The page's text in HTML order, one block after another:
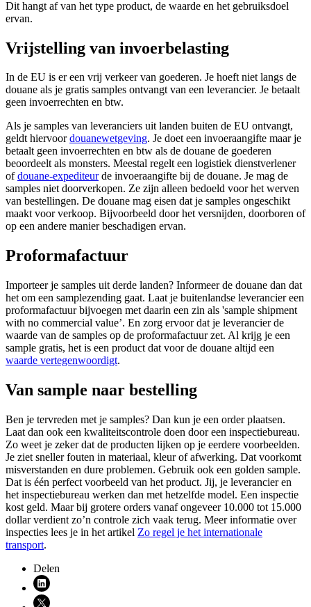
Dit hangt af van het type product, de waarde en het gebruiksdoel
ervan.
Vrijstelling van invoerbelasting
In de EU is er een vrij verkeer van goederen. Je hoeft niet langs de
douane als je gratis samples ontvangt van een leverancier. Je betaalt
geen invoerrechten en btw.
Als je samples van leveranciers uit landen buiten de EU ontvangt,
geldt hiervoordouanewetgeving. Je doet een invoeraangifte maar je
betaalt geen invoerrechten en btw als de douane de goederen
beoordeelt als monsters. Meestal regelt een logistiek dienstverlener
ofdouane-expediteurde invoeraangifte bij de douane. Je mag de
samples niet doorverkopen. Ze zijn alleen bedoeld voor het werven
van bestellingen. De douane mag eisen dat je samples ongeschikt
maakt voor verkoop. Bijvoorbeeld door het versnijden, doorboren of
op een andere manier beschadigen ervan.
Proformafactuur
Importeer je samples uit derde landen? Informeer de douane dan dat
het om een samplezending gaat. Laat je buitenlandse leverancier een
proformafactuur bijvoegen met daarin een zin als 'sample shipment
with no commercial value’. En zorg ervoor dat je leverancier de
waarde van de samples op de proformafactuur zet. Al krijg je een
sample gratis, het is een product dat voor de douane altijd een
waarde vertegenwoordigt.
Van sample naar bestelling
Ben je tervreden met je samples? Dan kun je een order plaatsen.
Laat dan ook een kwaliteitscontrole doen door een inspectiebureau.
Zo weet je zeker dat de producten lijken op je eerdere voorbeelden.
Je ziet sneller fouten in materiaal, kleur of afwerking. Dat voorkomt
misverstanden en dure problemen. Gebruik ook een golden sample.
Dat is één perfect voorbeeld van het product. Jij, je leverancier en
het inspectiebureau werken dan met hetzelfde model. Een inspectie
kost geld. Maar bij grotere orders vanaf ongeveer 10.000 tot 15.000
dollar verdient zo’n controle zich vaak terug. Meer informatie over
inspecties lees je in het artikel Zo regel je het internationale
transport.
Delen
Deel via LinkedIn (opent nieuw venster)
Deel via X (opent nieuw venster)